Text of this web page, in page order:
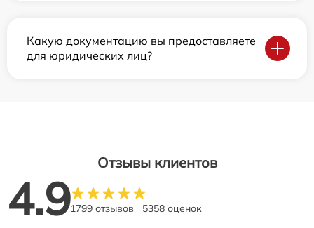
Какую документацию вы предоставляете
для юридических лиц?
Отзывы клиентов
4.91799 отзывов 5358 оценок